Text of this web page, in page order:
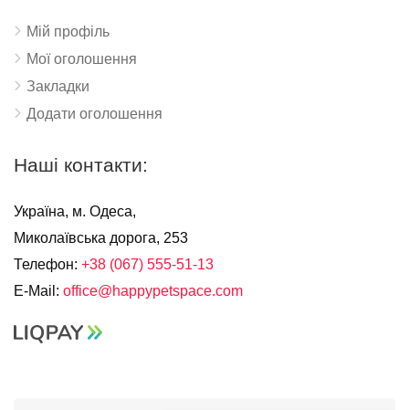
Мій профіль
Мої оголошення
Закладки
Додати оголошення
Наші контакти:
Україна, м. Одеса,
Миколаївська дорога, 253
Телефон: +38 (067) 555-51-13
E-Mail: office@happypetspace.com